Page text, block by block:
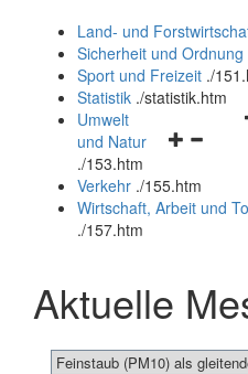
und
schließen
Land- und
Sicherheit und Ordnung
Sport und Freizeit ./
Statistik ./statistik.htm
und
schließen
Umwelt
und Natur
./153.htm
Verkehr ./155.htm
Wirtschaft, Arbeit und
./157.htm
Aktuelle